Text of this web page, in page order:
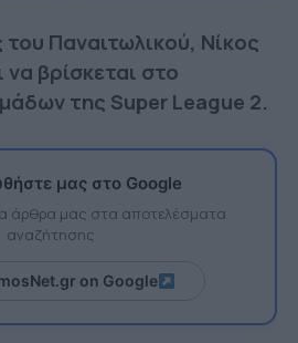
Παναιτωλικού, Νίκος
βρίσκεται στο
της Super League 2.
μας στο Google
άρθρα μας στα αποτελέσματα
αναζήτησης
on Google